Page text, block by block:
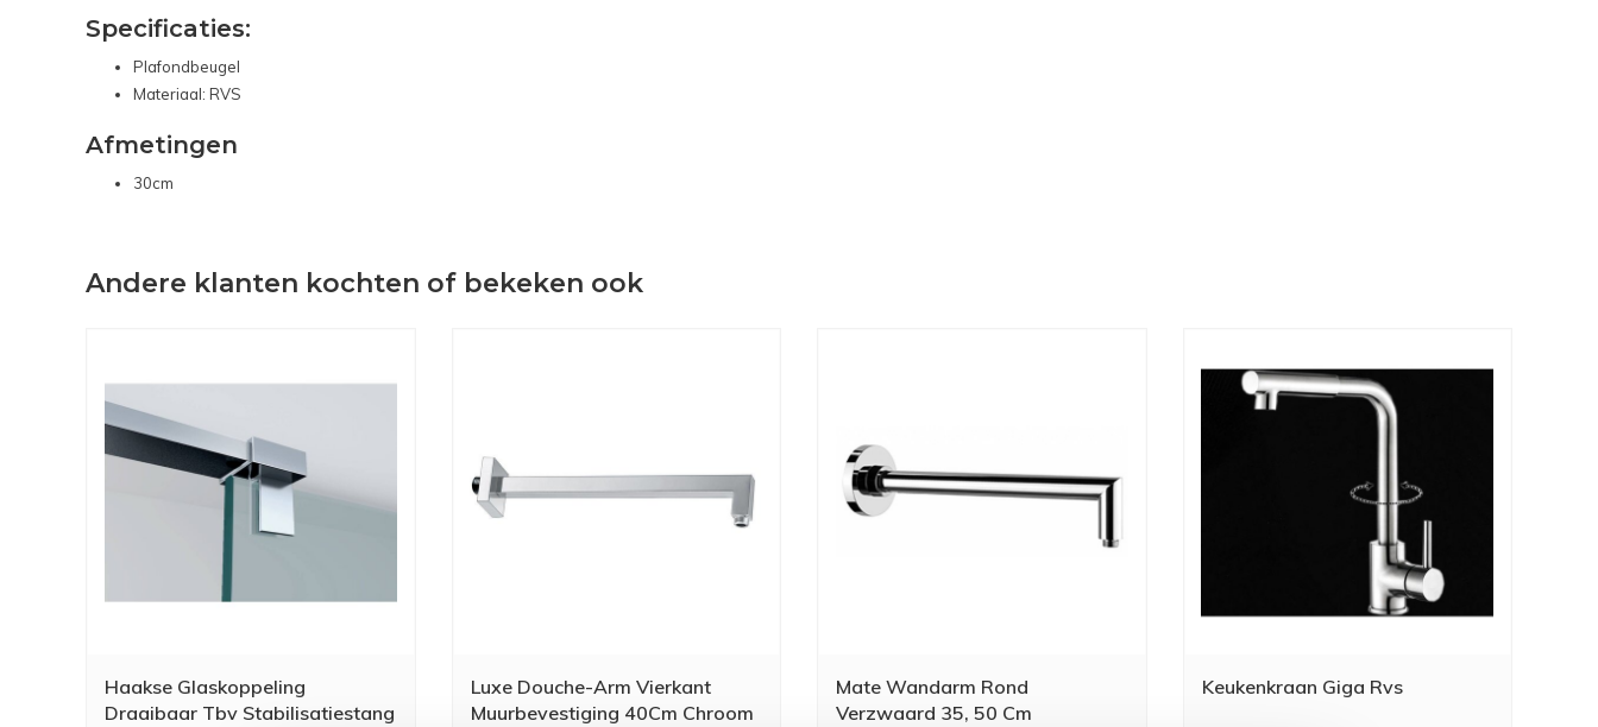
Specificaties:
Plafondbeugel
Materiaal: RVS
Afmetingen
30cm
Andere klanten kochten of bekeken ook
Haakse Glaskoppeling
Draaibaar Tbv Stabilisatiestang
Luxe Douche-Arm Vierkant
Muurbevestiging 40Cm Chroom
Mate Wandarm Rond
Verzwaard 35, 50 Cm
Keukenkraan Giga Rvs